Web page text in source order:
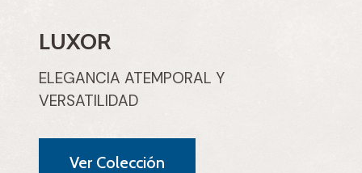
LUXOR
ELEGANCIA ATEMPORAL Y
VERSATILIDAD
Ver Colección